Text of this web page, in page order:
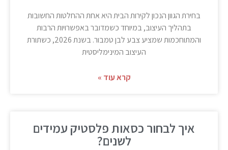
בחירת הגוון הנכון לקירות הבית היא אחת ההחלטות החשובות
בתהליך העיצוב, במיוחד כשמדובר באפשרויות הרבות
והמתוחכמות שמציע צבע לבן טמבור. בשנת 2026, כשתורת
העיצוב המינימליסטית
קרא עוד »
איך לבחור כסאות פלסטיק עמידים
לשנים?